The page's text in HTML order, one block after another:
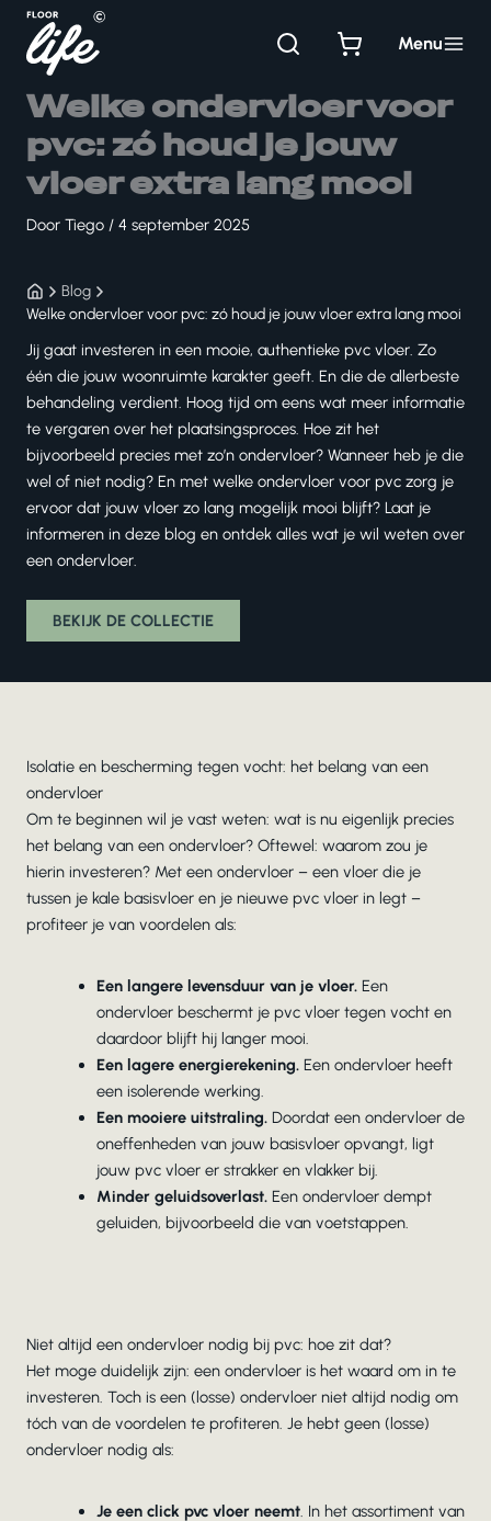
inhoud
Menu
Welke ondervloer voor
pvc: zó houd je jouw
vloer extra lang mooi
Door Tiego / 4 september 2025
Blog
Welke ondervloer voor pvc: zó houd je jouw vloer extra lang mooi
Jij gaat investeren in een mooie, authentieke pvc vloer. Zo
één die jouw woonruimte karakter geeft. En die de allerbeste
behandeling verdient. Hoog tijd om eens wat meer informatie
te vergaren over het plaatsingsproces. Hoe zit het
bijvoorbeeld precies met zo’n ondervloer? Wanneer heb je die
wel of niet nodig? En met welke ondervloer voor pvc zorg je
ervoor dat jouw vloer zo lang mogelijk mooi blijft? Laat je
informeren in deze blog en ontdek alles wat je wil weten over
een ondervloer.
BEKIJK DE COLLECTIE
Isolatie en bescherming tegen vocht: het belang van een
ondervloer
Om te beginnen wil je vast weten: wat is nu eigenlijk precies
het belang van een ondervloer? Oftewel: waarom zou je
hierin investeren? Met een ondervloer – een vloer die je
tussen je kale basisvloer en je nieuwe pvc vloer in legt –
profiteer je van voordelen als:
Een langere levensduur van je vloer.Een
ondervloer beschermt je pvc vloer tegen vocht en
daardoor blijft hij langer mooi.
Een lagere energierekening.Een ondervloer heeft
een isolerende werking.
Een mooiere uitstraling.Doordat een ondervloer de
oneffenheden van jouw basisvloer opvangt, ligt
jouw pvc vloer er strakker en vlakker bij.
Minder geluidsoverlast.Een ondervloer dempt
geluiden, bijvoorbeeld die van voetstappen.
Niet altijd een ondervloer nodig bij pvc: hoe zit dat?
Het moge duidelijk zijn: een ondervloer is het waard om in te
investeren. Toch is een (losse) ondervloer niet altijd nodig om
tóch van de voordelen te profiteren. Je hebt geen (losse)
ondervloer nodig als:
Je een click pvc vloer neemt. In het assortiment van